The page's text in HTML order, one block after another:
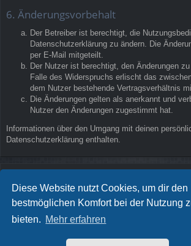
Diese Website nutzt Cookies, um dir den
bestmöglichen Komfort bei der Nutzung
bieten. Mehr erfahren
6. Änderungsvorbehalt
Der Betreiber ist berechtigt, die
Datenschutzerklärung zu ändern. Die
per E-Mail mitgeteilt.
Der Nutzer ist berechtigt, den Änderungen
Falle des Widerspruchs erlischt das
dem Nutzer bestehende Vertragsverhältnis
Die Änderungen gelten als anerkannt und
Nutzer den Änderungen zugestimmt hat.
Informationen über den Umgang mit deinen
Datenschutzerklärung enthalten.
Portal Foren-Übersicht
Powered byphpBB® Forum Software © phpBB